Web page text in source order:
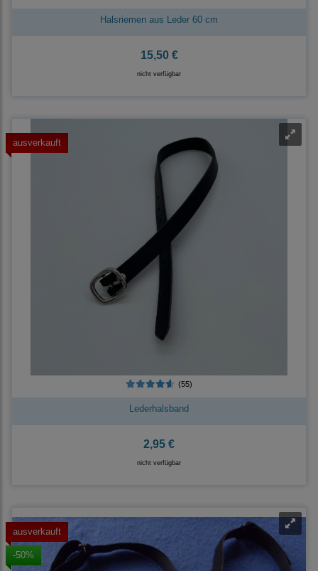
Halsriemen aus Leder 60 cm
15,50 €
nicht verfügbar
ausverkauft
(55)
Lederhalsband
2,95 €
nicht verfügbar
ausverkauft
-50%